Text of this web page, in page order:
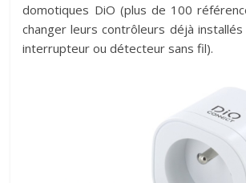
domotiques DiO (plus de 100
changer leurs contrôleurs déjà
interrupteur ou détecteur sans fil).